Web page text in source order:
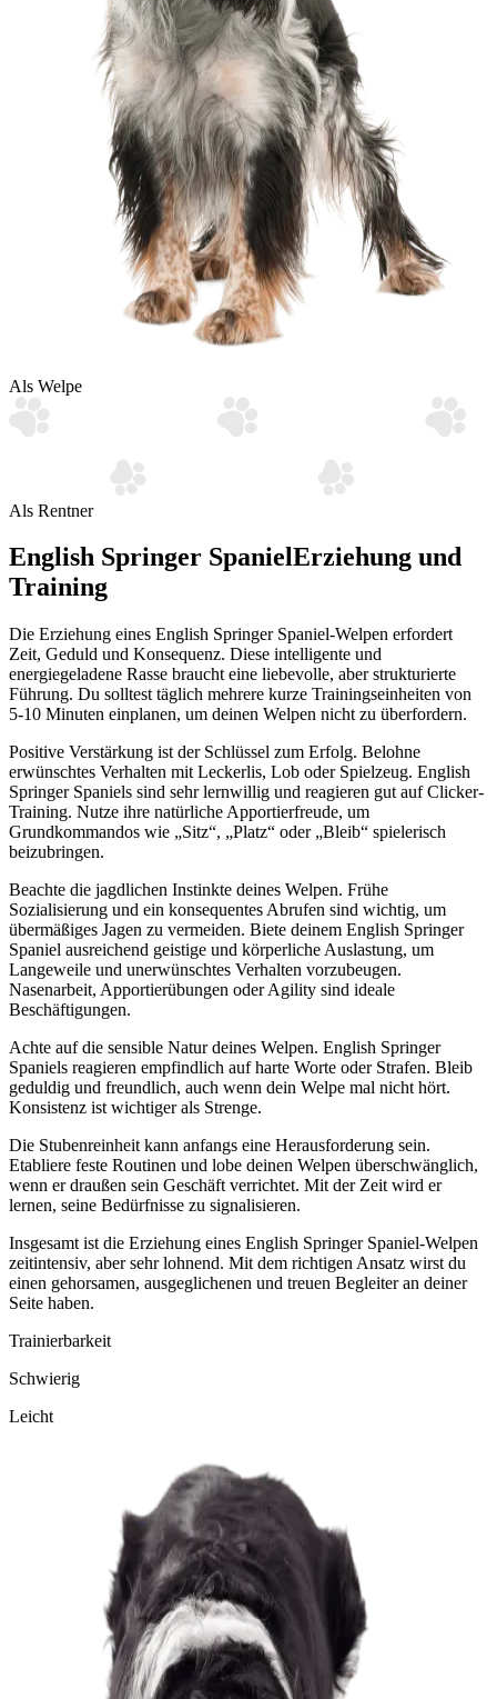
Als Welpe
Als Rentner
English Springer SpanielErziehung und
Training
Die Erziehung eines English Springer Spaniel-Welpen erfordert
Zeit, Geduld und Konsequenz. Diese intelligente und
energiegeladene Rasse braucht eine liebevolle, aber strukturierte
Führung. Du solltest täglich mehrere kurze Trainingseinheiten von
5-10 Minuten einplanen, um deinen Welpen nicht zu überfordern.
Positive Verstärkung ist der Schlüssel zum Erfolg. Belohne
erwünschtes Verhalten mit Leckerlis, Lob oder Spielzeug. English
Springer Spaniels sind sehr lernwillig und reagieren gut auf Clicker-
Training. Nutze ihre natürliche Apportierfreude, um
Grundkommandos wie „Sitz“, „Platz“ oder „Bleib“ spielerisch
beizubringen.
Beachte die jagdlichen Instinkte deines Welpen. Frühe
Sozialisierung und ein konsequentes Abrufen sind wichtig, um
übermäßiges Jagen zu vermeiden. Biete deinem English Springer
Spaniel ausreichend geistige und körperliche Auslastung, um
Langeweile und unerwünschtes Verhalten vorzubeugen.
Nasenarbeit, Apportierübungen oder Agility sind ideale
Beschäftigungen.
Achte auf die sensible Natur deines Welpen. English Springer
Spaniels reagieren empfindlich auf harte Worte oder Strafen. Bleib
geduldig und freundlich, auch wenn dein Welpe mal nicht hört.
Konsistenz ist wichtiger als Strenge.
Die Stubenreinheit kann anfangs eine Herausforderung sein.
Etabliere feste Routinen und lobe deinen Welpen überschwänglich,
wenn er draußen sein Geschäft verrichtet. Mit der Zeit wird er
lernen, seine Bedürfnisse zu signalisieren.
Insgesamt ist die Erziehung eines English Springer Spaniel-Welpen
zeitintensiv, aber sehr lohnend. Mit dem richtigen Ansatz wirst du
einen gehorsamen, ausgeglichenen und treuen Begleiter an deiner
Seite haben.
Trainierbarkeit
Schwierig
Leicht